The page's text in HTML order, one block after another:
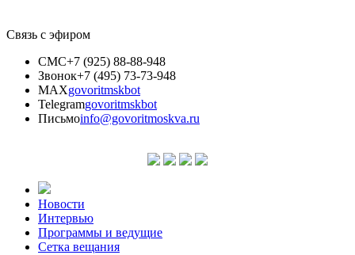
Связь с эфиром
СМС+7 (925) 88-88-948
Звонок+7 (495) 73-73-948
MAXgovoritmskbot
Telegramgovoritmskbot
Письмоinfo@govoritmoskva.ru
Новости
Интервью
Программы и ведущие
Сетка вещания